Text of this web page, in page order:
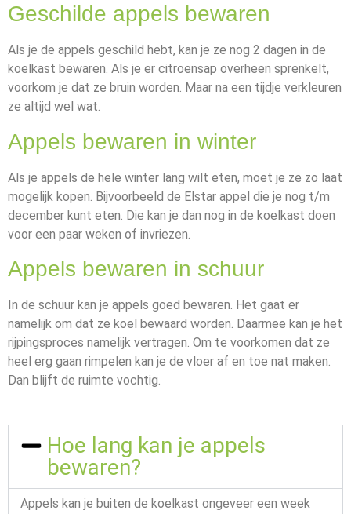
Geschilde appels bewaren
Als je de appels geschild hebt, kan je ze nog 2 dagen in de
koelkast bewaren. Als je er citroensap overheen sprenkelt,
voorkom je dat ze bruin worden. Maar na een tijdje verkleuren
ze altijd wel wat.
Appels bewaren in winter
Als je appels de hele winter lang wilt eten, moet je ze zo laat
mogelijk kopen. Bijvoorbeeld de Elstar appel die je nog t/m
december kunt eten. Die kan je dan nog in de koelkast doen
voor een paar weken of invriezen.
Appels bewaren in schuur
In de schuur kan je appels goed bewaren. Het gaat er
namelijk om dat ze koel bewaard worden. Daarmee kan je het
rijpingsproces namelijk vertragen. Om te voorkomen dat ze
heel erg gaan rimpelen kan je de vloer af en toe nat maken.
Dan blijft de ruimte vochtig.
Hoe lang kan je appels
bewaren?
Appels kan je buiten de koelkast ongeveer een week